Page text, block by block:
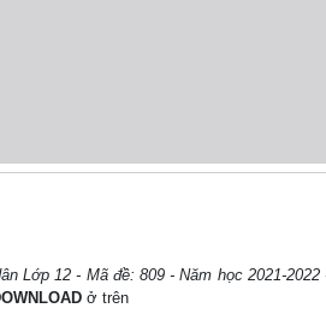
Lớp 12 - Mã đề: 809 - Năm học 2021-
ở trên